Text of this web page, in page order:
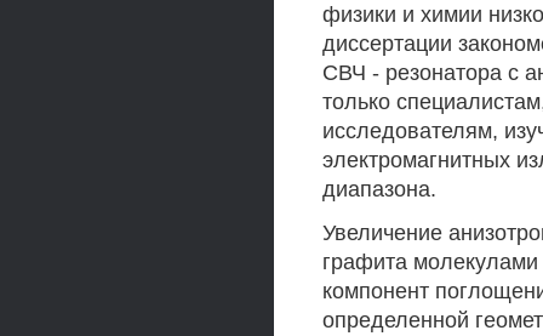
физики и химии
диссертации
СВЧ - резонатора с
только
исследователям,
электромагнитных
диапазона.
Увеличение
графита молекулами
компонент
определенной